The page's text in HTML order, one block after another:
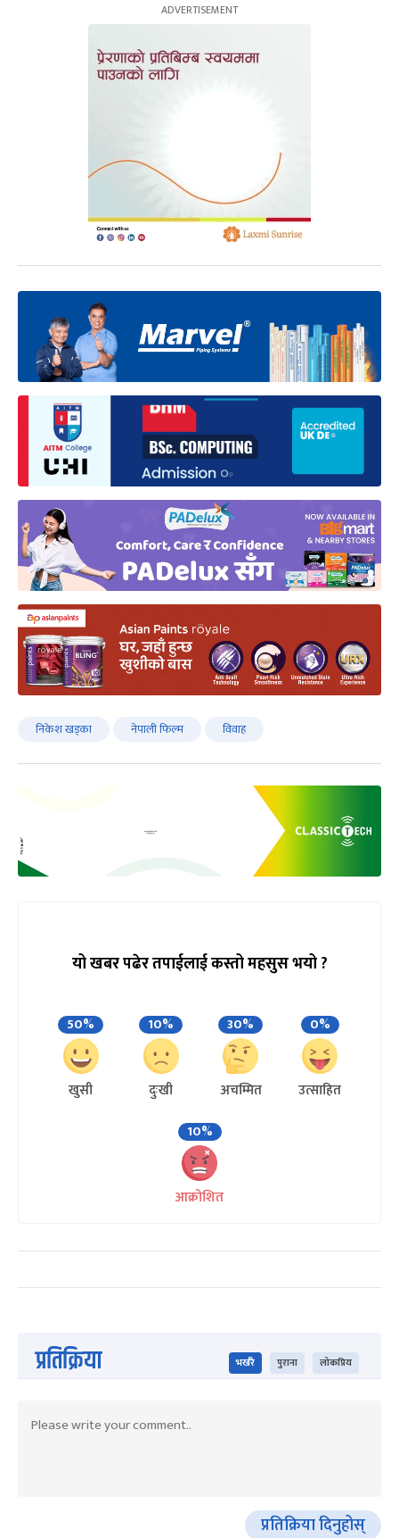
निकेश खड्का नेपाली फिल्म विवाह
यो खबर पढेर तपाईलाई कस्तो महसुस भयो ?
50%
खुसी
10%
दुःखी
30%
अचम्मित
0%
उत्साहित
10%
आक्रोशित
प्रतिक्रिया भर्खरै पुराना लोकप्रिय
प्रतिक्रिया दिनुहोस्